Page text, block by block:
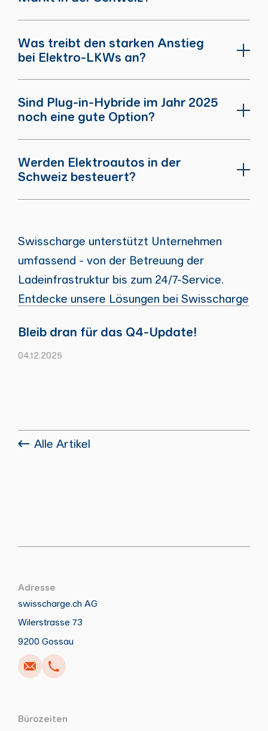
Was treibt den starken Anstieg
bei Elektro-LKWs an?
Sind Plug-in-Hybride im Jahr 2025
noch eine gute Option?
Werden Elektroautos in der
Schweiz besteuert?
Swisscharge unterstützt Unternehmen
umfassend - von der Betreuung der
Ladeinfrastruktur bis zum 24/7-Service.
Entdecke unsere Lösungen bei Swisscharge
Bleib dran für das Q4-Update!
04.12.2025
Alle Artikel
Adresse
swisscharge.ch AG
Wilerstrasse 73
9200 Gossau
SchreibenKopieren
AnrufenKopieren
Bürozeiten